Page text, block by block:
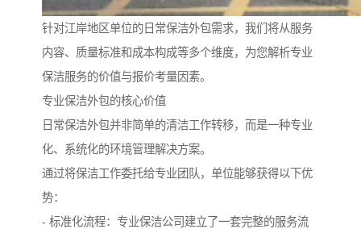
针对江岸地区单位的日常保洁外包需求，我们将从服务
内容、质量标准和成本构成等多个维度，为您解析专业
保洁服务的价值与报价考量因素。
专业保洁外包的核心价值
日常保洁外包并非简单的清洁工作转移，而是一种专业
化、系统化的环境管理解决方案。
通过将保洁工作委托给专业团队，单位能够获得以下优
势：
- 标准化流程：专业保洁公司建立了一套完整的服务流